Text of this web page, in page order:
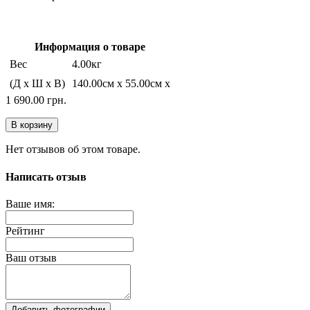
Информация о товаре
Вес
4.00кг
(Д x Ш x В)
140.00см x 55.00см x
1 690.00 грн.
В корзину
Нет отзывов об этом товаре.
Написать отзыв
Ваше имя:
Рейтинг
Ваш отзыв